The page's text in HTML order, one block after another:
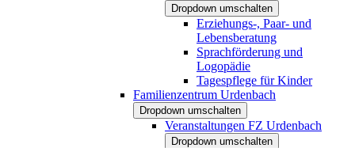
Dropdown umschalten
Erziehungs-, Paar- und
Lebensberatung
Sprachförderung und
Logopädie
Tagespflege für Kinder
Familienzentrum Urdenbach
Dropdown umschalten
Veranstaltungen FZ Urdenbach
Dropdown umschalten